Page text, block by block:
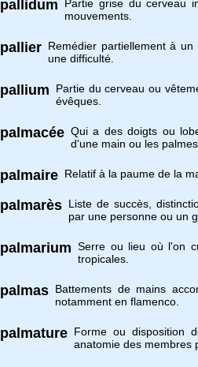
pallidum
Partie grise du cerveau
mouvements.
pallier Remédier partiellement à
une difficulté.
pallium
Partie du cerveau ou
évêques.
palmacée Qui a des doigts ou
d'une main ou les palmes.
palmaire Relatif à la paume de la
palmarès Liste de succès,
par une personne ou un
palmarium Serre ou lieu où l'on
tropicales.
palmas Battements de mains
notamment en flamenco.
palmature Forme ou disposition
anatomie des membres